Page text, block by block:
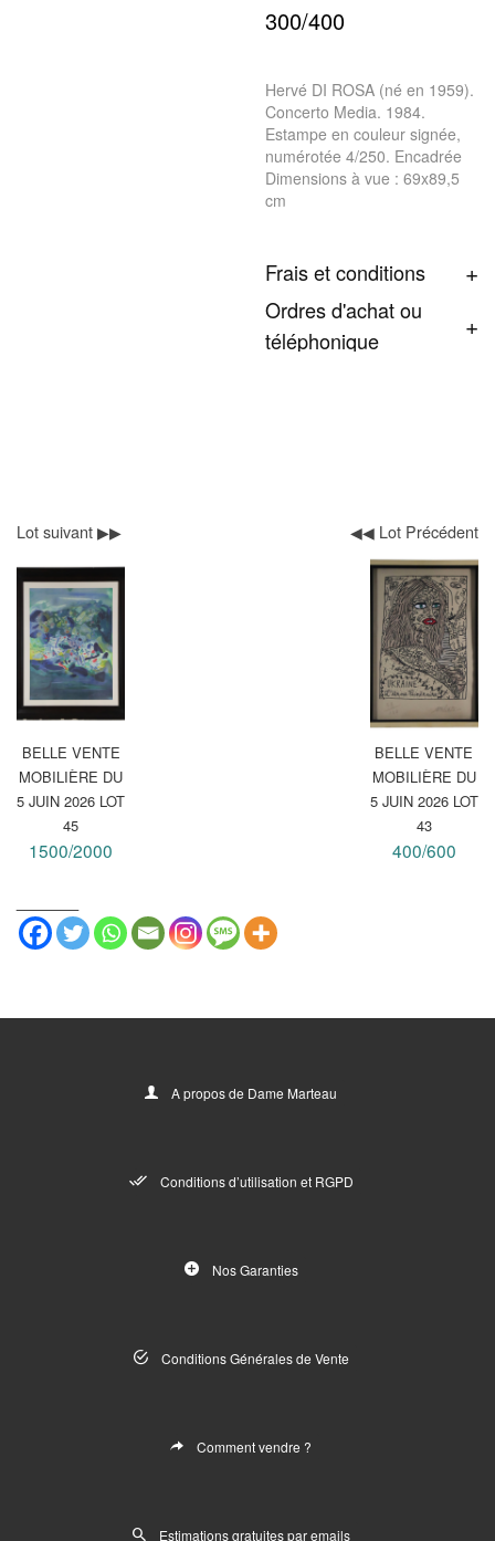
300/400
Hervé DI ROSA (né en 1959).
Concerto Media. 1984.
Estampe en couleur signée,
numérotée 4/250. Encadrée
Dimensions à vue : 69x89,5
cm
Frais et conditions
Ordres d'achat ou
téléphonique
Lot suivant ▶▶
BELLE VENTE
MOBILIÈRE DU
5 JUIN 2026 LOT
45
1500/2000
◀◀ Lot Précédent
BELLE VENTE
MOBILIÈRE DU
5 JUIN 2026 LOT
43
400/600
A propos de Dame Marteau
Conditions d’utilisation et RGPD
Nos Garanties
Conditions Générales de Vente
Comment vendre ?
Estimations gratuites par emails